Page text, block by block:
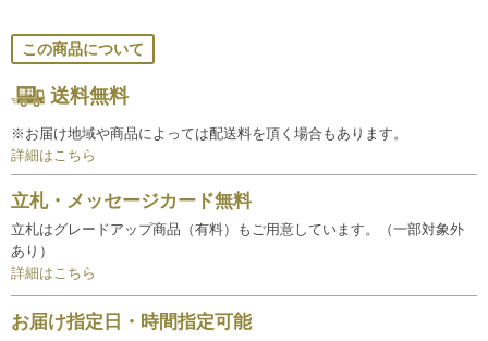
この商品について
送料無料
※お届け地域や商品によっては配送料を頂く場合もあります。
詳細はこちら
立札・メッセージカード無料
立札はグレードアップ商品（有料）もご用意しています。（一部対象外
あり）
詳細はこちら
お届け指定日・時間指定可能